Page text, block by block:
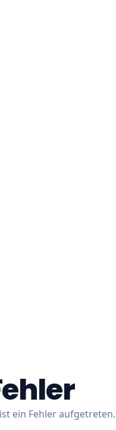
ein Fehler